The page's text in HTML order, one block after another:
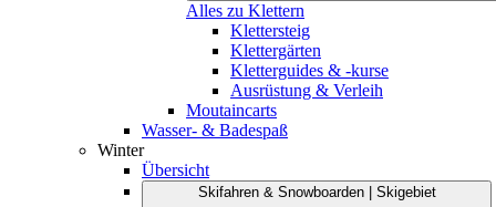
Alles zu Klettern
Klettersteig
Klettergärten
Kletterguides & -kurse
Ausrüstung & Verleih
Moutaincarts
Wasser- & Badespaß
Winter
Übersicht
Skifahren & Snowboarden | Skigebiet